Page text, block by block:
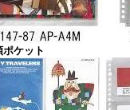
ケット